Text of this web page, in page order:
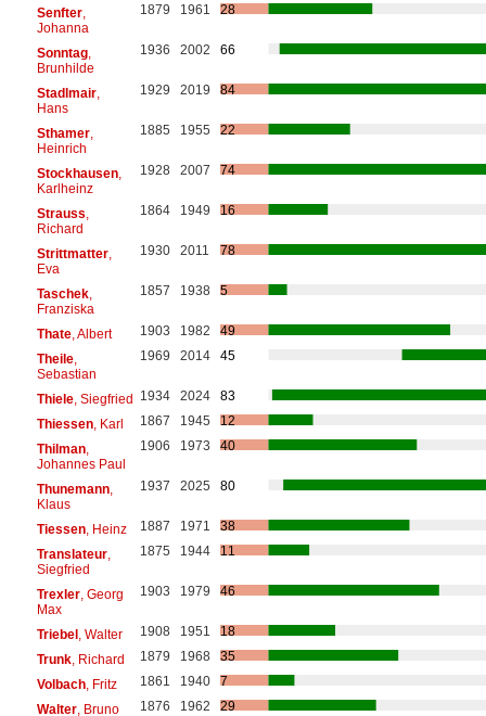
Senfter,
Johanna
1879 1961 28
Sonntag,
Brunhilde
1936 2002 66
Stadlmair,
Hans
1929 2019 84
Sthamer,
Heinrich
1885 1955 22
Stockhausen,
Karlheinz
1928 2007 74
Strauss
Richard
1864 1949 16
Strittmatter,
Eva
1930 2011 78
Taschek,
Franziska
1857 1938 5
Thate, Albert 1903 1982
49
Theile,
Sebastian
1969 2014 45
Thiele, Siegfried 1934 2024
83
Thiessen, Karl 1867 1945
12
Thilman,
Johannes Paul
1906 1973 40
Thunemann,
Klaus
1937 2025 80
Tiessen, Heinz 1887 1971
38
Translateur,
Siegfried
1875 1944 11
Trexler, Georg
Max
1903 1979 46
Triebel, Walter 1908 1951
18
Trunk, Richard 1879 1968
35
Volbach, Fritz 1861 1940
7
Walter, Bruno 1876 1962 29